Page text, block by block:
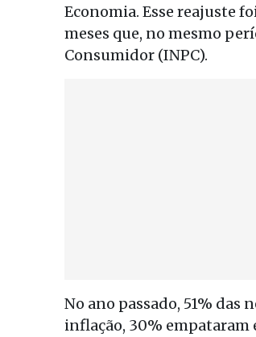
Economia. Esse reajuste
meses que, no mesmo
Consumidor (INPC).
No ano passado, 51% das
inflação, 30% empataram